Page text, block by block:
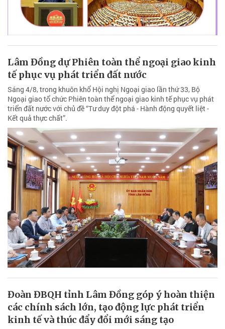
Lâm Đồng dự Phiên toàn thể ngoại giao kinh
tế phục vụ phát triển đất nước
Sáng 4/8, trong khuôn khổ Hội nghị Ngoại giao lần thứ 33, Bộ
Ngoại giao tổ chức Phiên toàn thể ngoại giao kinh tế phục vụ phát
triển đất nước với chủ đề “Tư duy đột phá - Hành động quyết liệt -
Kết quả thực chất”.
Đoàn ĐBQH tỉnh Lâm Đồng góp ý hoàn thiện
các chính sách lớn, tạo động lực phát triển
kinh tế và thúc đẩy đổi mới sáng tạo